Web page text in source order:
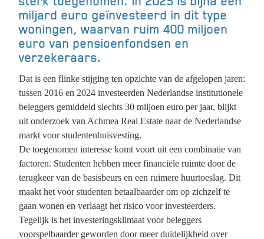
miljard euro geïnvesteerd in dit type
woningen, waarvan ruim 400 miljoen
euro van pensioenfondsen en
verzekeraars.
Dat is een flinke stijging ten opzichte van de afgelopen jaren:
tussen 2016 en 2024 investeerden Nederlandse institutionele
beleggers gemiddeld slechts 30 miljoen euro per jaar, blijkt
uit onderzoek van Achmea Real Estate naar de Nederlandse
markt voor studentenhuisvesting.
De toegenomen interesse komt voort uit een combinatie van
factoren. Studenten hebben meer financiële ruimte door de
terugkeer van de basisbeurs en een ruimere huurtoeslag. Dit
maakt het voor studenten betaalbaarder om op zichzelf te
gaan wonen en verlaagt het risico voor investeerders.
Tegelijk is het investeringsklimaat voor beleggers
voorspelbaarder geworden door meer duidelijkheid over